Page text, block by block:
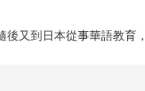
又到日本從事華語教育